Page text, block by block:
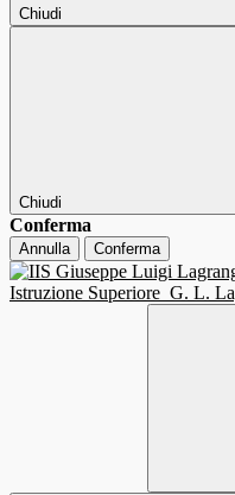
Chiudi
Chiudi
Conferma
Annulla Conferma
Istruzione Superiore G. L.